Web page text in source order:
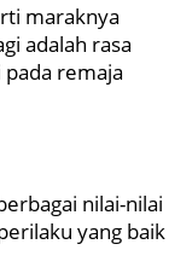
maraknya
adalah rasa
remaja
nilai-nilai
yang baik